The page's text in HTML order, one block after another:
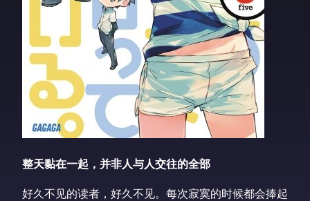
整天黏在一起，并非人与人交往的全部
好久不见的读者，好久不见。每次寂寞的时候都会捧起